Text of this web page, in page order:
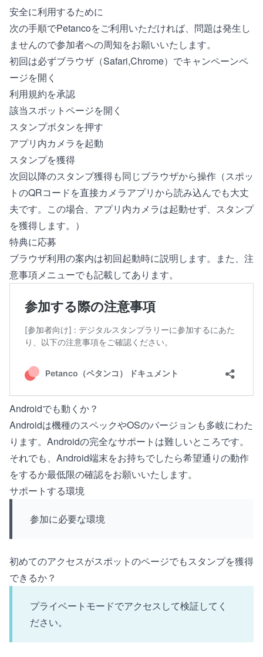
安全に利用するために
次の手順でPetancoをご利用いただければ、問題は発生し
ませんので参加者への周知をお願いいたします。
初回は必ずブラウザ（Safari,Chrome）でキャンペーンペ
ージを開く
利用規約を承認
該当スポットページを開く
スタンプボタンを押す
アプリ内カメラを起動
スタンプを獲得
次回以降のスタンプ獲得も同じブラウザから操作（スポッ
トのQRコードを直接カメラアプリから読み込んでも大丈
夫です。この場合、アプリ内カメラは起動せず、スタンプ
を獲得します。）
特典に応募
ブラウザ利用の案内は初回起動時に説明します。また、注
意事項メニューでも記載してあります。
Androidでも動くか？
Androidは機種のスペックやOSのバージョンも多岐にわた
ります。Androidの完全なサポートは難しいところです。
それでも、Android端末をお持ちでしたら希望通りの動作
をするか最低限の確認をお願いいたします。
サポートする環境
参加に必要な環境
初めてのアクセスがスポットのページでもスタンプを獲得
できるか？
プライベートモードでアクセスして検証してく
ださい。